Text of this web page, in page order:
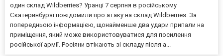
один склад Wildberries? Уранці 7 серпня в російському
Єкатеринбурзі повідомили про атаку на склад Wildberries. За
попередньою інформацією, щонайменше два удари припали на
приміщення, який може використовуватися для посилення
російської армії. Росіяни втікають зі складу після а...